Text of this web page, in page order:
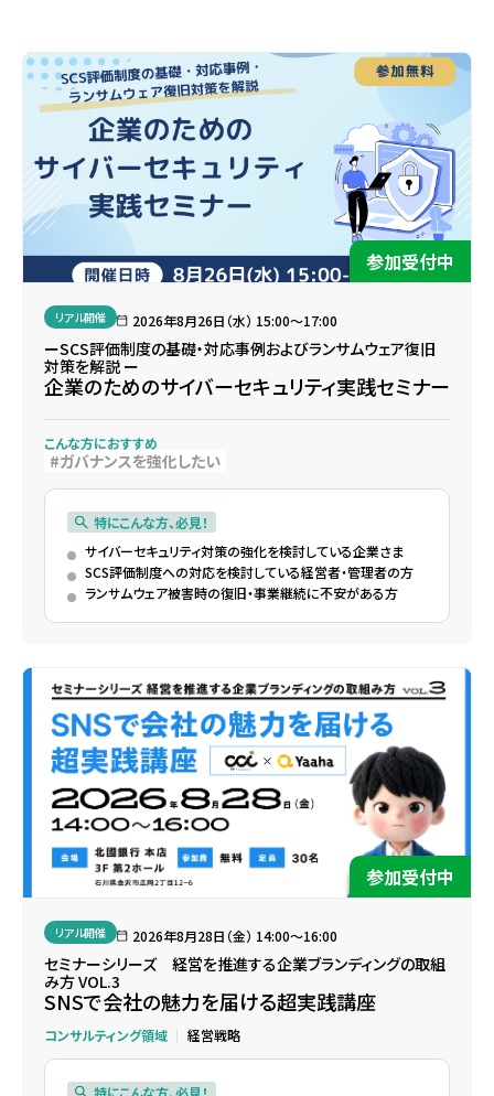
参加受付中
リアル開催 2026年8月26日（水） 15:00〜17:00
ーSCS評価制度の基礎・対応事例およびランサムウェア復旧
対策を解説 ー
企業のためのサイバーセキュリティ実践セミナー
こんな方におすすめ
ガバナンスを強化したい
特にこんな方、必見！
サイバーセキュリティ対策の強化を検討している企業さま
SCS評価制度への対応を検討している経営者・管理者の方
ランサムウェア被害時の復旧・事業継続に不安がある方
参加受付中
リアル開催 2026年8月28日（金） 14:00〜16:00
セミナーシリーズ 経営を推進する企業ブランディングの取組
み方 VOL.3
SNSで会社の魅力を届ける超実践講座
コンサルティング領域 経営戦略